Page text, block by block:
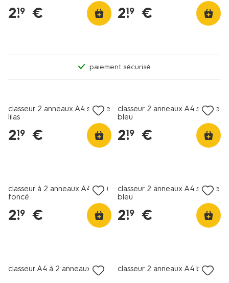
2.
19 € 2.
19 €
paiement sécurisé
classeur 2 anneaux A4 souple
lilas
2.
19 €
classeur 2 anneaux A4 souple
bleu
2.
19 €
classeur à 2 anneaux A4 bleu
foncé
2.
19 €
classeur 2 anneaux A4 souple
bleu
2.
19 €
classeur A4 à 2 anneaux lilas classeur 2 anneaux A4 bleu